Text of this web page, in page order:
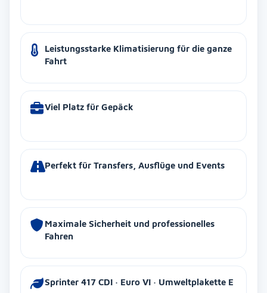
Leistungsstarke Klimatisierung für die ganze
Fahrt
Viel Platz für Gepäck
Perfekt für Transfers, Ausflüge und Events
Maximale Sicherheit und professionelles
Fahren
Sprinter 417 CDI · Euro VI · Umweltplakette E